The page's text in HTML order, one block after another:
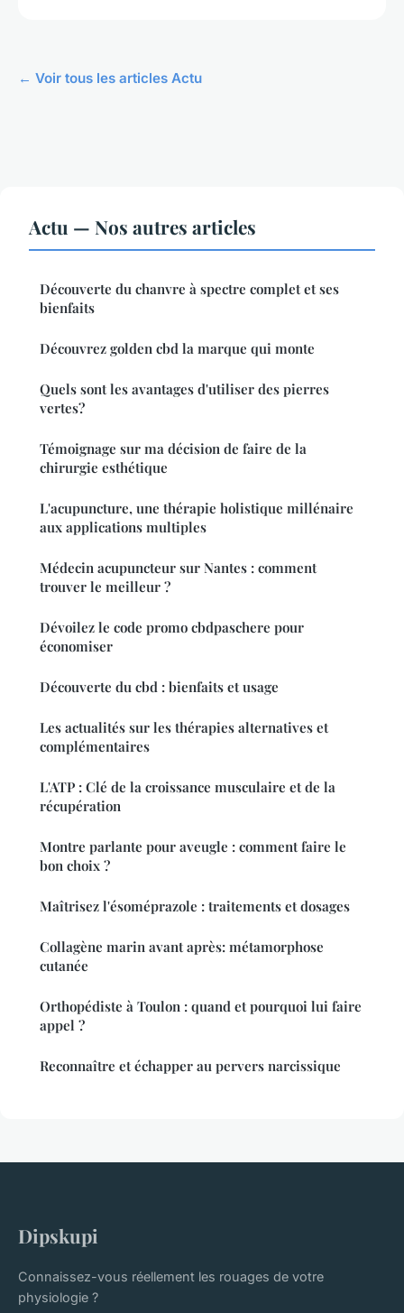
← Voir tous les articles Actu
Actu — Nos autres articles
Découverte du chanvre à spectre complet et ses
bienfaits
Découvrez golden cbd la marque qui monte
Quels sont les avantages d'utiliser des pierres
vertes?
Témoignage sur ma décision de faire de la
chirurgie esthétique
L'acupuncture, une thérapie holistique millénaire
aux applications multiples
Médecin acupuncteur sur Nantes : comment
trouver le meilleur ?
Dévoilez le code promo cbdpaschere pour
économiser
Découverte du cbd : bienfaits et usage
Les actualités sur les thérapies alternatives et
complémentaires
L'ATP : Clé de la croissance musculaire et de la
récupération
Montre parlante pour aveugle : comment faire le
bon choix ?
Maîtrisez l'ésoméprazole : traitements et dosages
Collagène marin avant après: métamorphose
cutanée
Orthopédiste à Toulon : quand et pourquoi lui faire
appel ?
Reconnaître et échapper au pervers narcissique
Dipskupi
Connaissez-vous réellement les rouages de votre
physiologie ?